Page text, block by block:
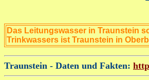
Das Leitungswasser in Traunstein
Trinkwassers ist Traunstein in
Traunstein - Daten und Fakten: